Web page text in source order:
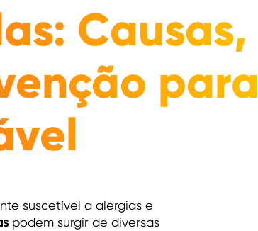
Causas,
para
suscetível a alergias e
podem surgir de diversas